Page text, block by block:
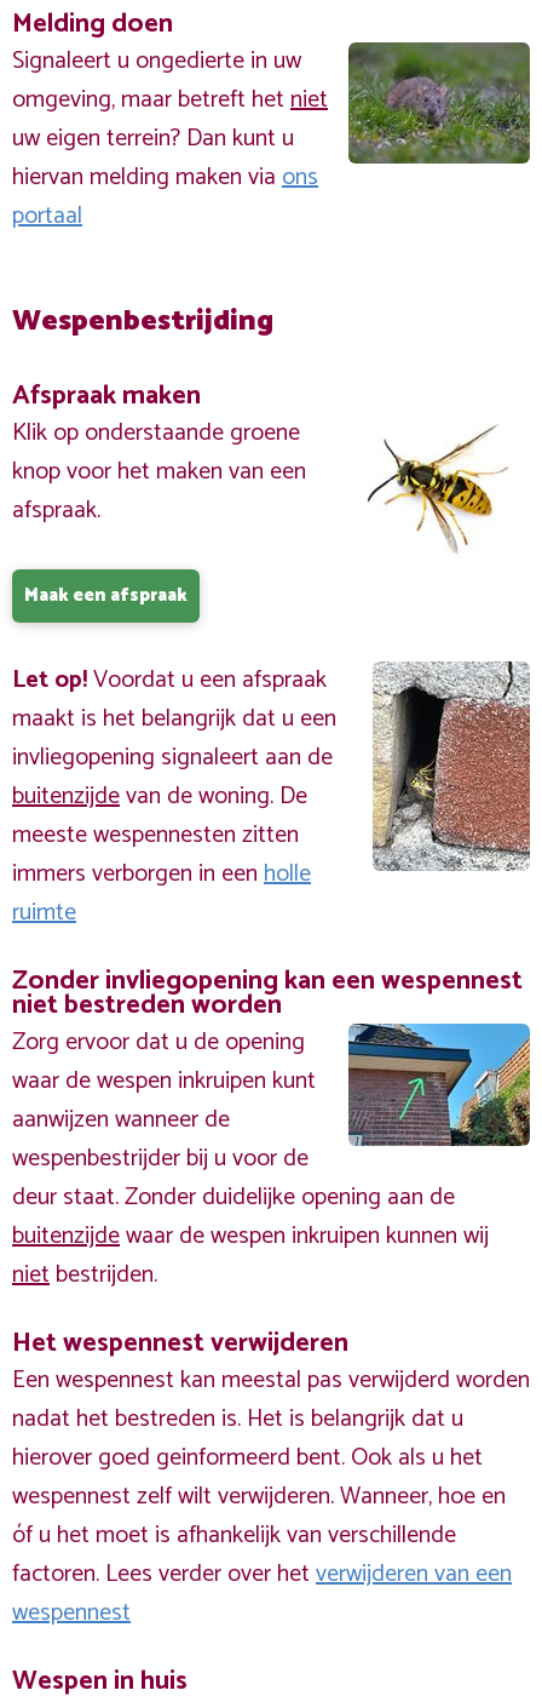
Melding doen
Signaleert u ongedierte in uw
omgeving, maar betreft hetniet
uw eigen terrein? Dan kunt u
hiervan melding maken viaons
portaal
Wespenbestrijding
Afspraak maken
Klik op onderstaande groene
knop voor het maken van een
afspraak.
Maak een afspraak
Let op!Voordat u een afspraak
maakt is het belangrijk dat u een
invliegopening signaleert aan de
buitenzijdevan de woning. De
meeste wespennesten zitten
immers verborgen in eenholle
ruimte
Zonder invliegopening kan een wespennest
niet bestreden worden
Zorg ervoor dat u de opening
waar de wespen inkruipen kunt
aanwijzen wanneer de
wespenbestrijder bij u voor de
deur staat. Zonder duidelijke opening aan de
buitenzijdewaar de wespen inkruipen kunnen wij
nietbestrijden.
Het wespennest verwijderen
Een wespennest kan meestal pas verwijderd worden
nadat het bestreden is. Het is belangrijk dat u
hierover goed geinformeerd bent. Ook als u het
wespennest zelf wilt verwijderen. Wanneer, hoe en
óf u het moet is afhankelijk van verschillende
factoren. Lees verder over hetverwijderen van een
wespennest
Wespen in huis